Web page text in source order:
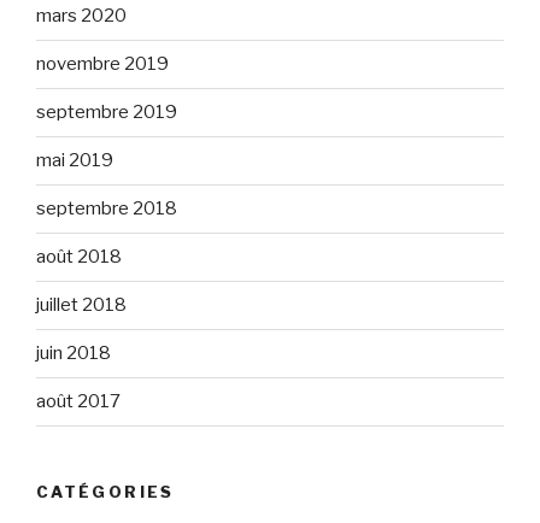
mars 2020
novembre 2019
septembre 2019
mai 2019
septembre 2018
août 2018
juillet 2018
juin 2018
août 2017
CATÉGORIES